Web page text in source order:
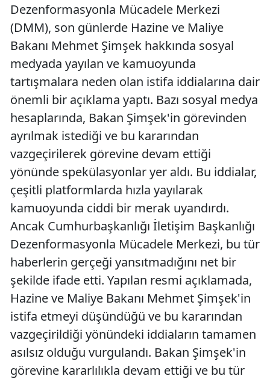
Dezenformasyonla Mücadele Merkezi
(DMM), son günlerde Hazine ve Maliye
Bakanı Mehmet Şimşek hakkında sosyal
medyada yayılan ve kamuoyunda
tartışmalara neden olan istifa iddialarına dair
önemli bir açıklama yaptı. Bazı sosyal medya
hesaplarında, Bakan Şimşek'in görevinden
ayrılmak istediği ve bu kararından
vazgeçirilerek görevine devam ettiği
yönünde spekülasyonlar yer aldı. Bu iddialar,
çeşitli platformlarda hızla yayılarak
kamuoyunda ciddi bir merak uyandırdı.
Ancak Cumhurbaşkanlığı İletişim Başkanlığı
Dezenformasyonla Mücadele Merkezi, bu tür
haberlerin gerçeği yansıtmadığını net bir
şekilde ifade etti. Yapılan resmi açıklamada,
Hazine ve Maliye Bakanı Mehmet Şimşek'in
istifa etmeyi düşündüğü ve bu kararından
vazgeçirildiği yönündeki iddiaların tamamen
asılsız olduğu vurgulandı. Bakan Şimşek'in
görevine kararlılıkla devam ettiği ve bu tür